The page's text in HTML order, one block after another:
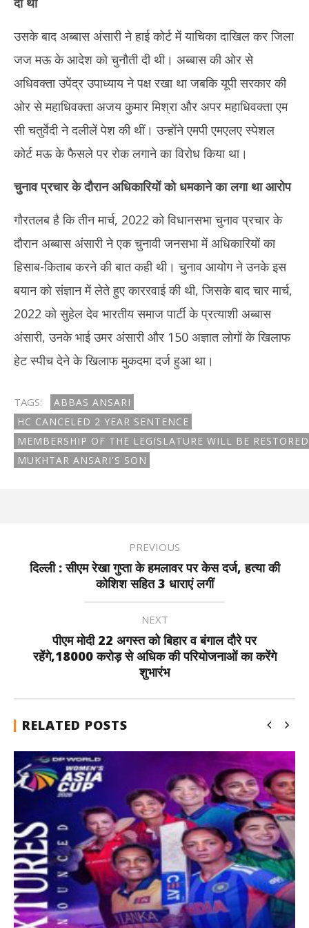
उसके बाद अब्बास अंसारी ने हाई कोर्ट में याचिका दाखिल कर जिला
जज मऊ के आदेश को चुनौती दी थी। अब्बास की ओर से
अधिवक्ता उपेंद्र उपाध्याय ने पक्ष रखा था जबकि यूपी सरकार की
ओर से महाधिवक्ता अजय कुमार मिश्रा और अपर महाधिवक्ता एम
सी चतुर्वेदी ने दलीलें पेश की थीं। उन्होंने एमपी एमएलए स्पेशल
कोर्ट मऊ के फैसले पर रोक लगाने का विरोध किया था।
चुनाव प्रचार के दौरान अधिकारियों को धमकाने का लगा था आरोप
गौरतलब है कि तीन मार्च, 2022 को विधानसभा चुनाव प्रचार के
दौरान अब्बास अंसारी ने एक चुनावी जनसभा में अधिकारियों का
हिसाब-किताब करने की बात कही थी। चुनाव आयोग ने उनके इस
बयान को संज्ञान में लेते हुए काररवाई की थी, जिसके बाद चार मार्च,
2022 को सुहेल देव भारतीय समाज पार्टी के प्रत्याशी अब्बास
अंसारी, उनके भाई उमर अंसारी और 150 अज्ञात लोगों के खिलाफ
हेट स्पीच देने के खिलाफ मुकदमा दर्ज हुआ था।
TAGS:
ABBAS ANSARI
HC CANCELED 2 YEAR SENTENCE
MEMBERSHIP OF THE LEGISLATURE WILL BE RESTORED
MUKHTAR ANSARI'S SON
PREVIOUS
दिल्ली : सीएम रेखा गुप्ता के हमलावर पर केस दर्ज, हत्या की
कोशिश सहित 3 धाराएं लगीं
NEXT
पीएम मोदी 22 अगस्त को बिहार व बंगाल दौरे पर
रहेंगे,18000 करोड़ से अधिक की परियोजनाओं का करेंगे
शुभारंभ
RELATED POSTS